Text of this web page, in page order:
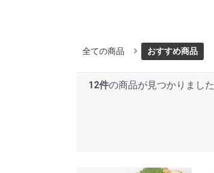
全ての商品 おすすめ商品
12件の商品が見つかりました